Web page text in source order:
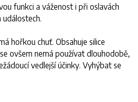
funkci a váženost i při oslavách
hořkou chuť. Obsahuje silice
ovšem nemá používat dlouhodobě,
vedlejší účinky. Vyhýbat se